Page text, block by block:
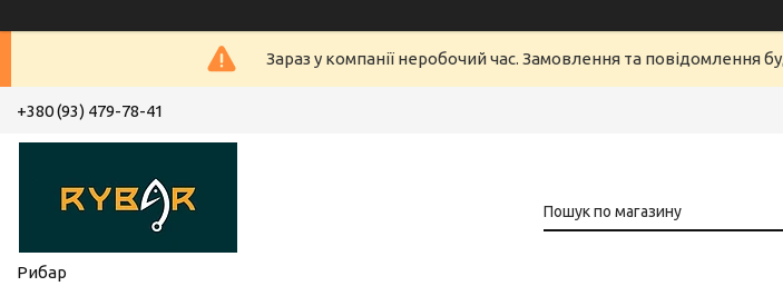
Зараз у компанії неробочий час. Замовлення та повідомлення
+380 (93) 479-78-41
Рибар